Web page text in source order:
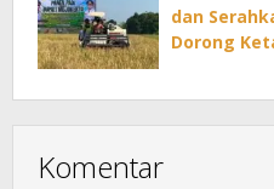
dan
Dorong
Komentar